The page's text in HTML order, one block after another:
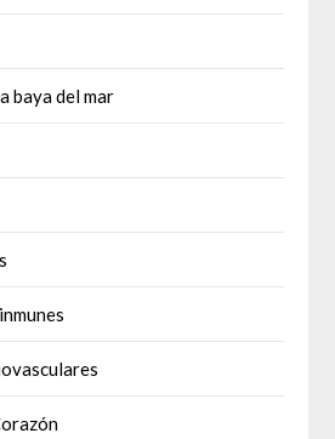
baya del mar